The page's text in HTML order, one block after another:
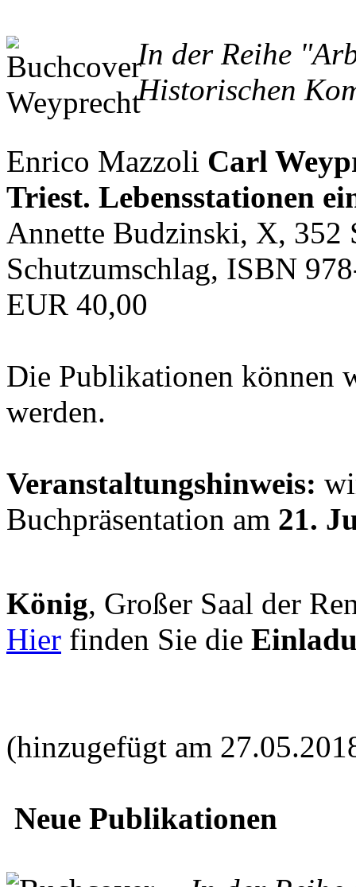
In der Reihe
Historischen
Enrico Mazzoli Carl
Triest. Lebensstationen
Annette Budzinski, X, 352
Schutzumschlag, ISBN
EUR 40,00
Die Publikationen können
werden.
Veranstaltungshinweis:
Buchpräsentation am 21.
König, Großer Saal der
Hier finden Sie die
(hinzugefügt am
Neue Publikationen